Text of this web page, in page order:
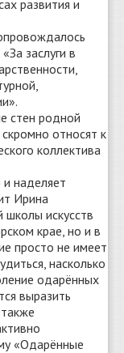
развития и
заслуги в
стен родной
относят к
коллектива
наделяет
Ирина
искусств
крае, но и в
просто не имеет
насколько
одарённых
выразить
«Одарённые